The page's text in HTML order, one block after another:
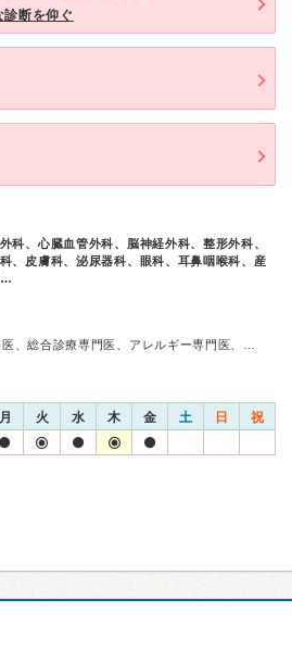
診断を仰ぐ
科、心臓血管外科、脳神経外科、整形外科、
、皮膚科、泌尿器科、眼科、耳鼻咽喉科、産
…
医、総合診療専門医、アレルギー専門医、…
月 火 水 木 金 土 日 祝